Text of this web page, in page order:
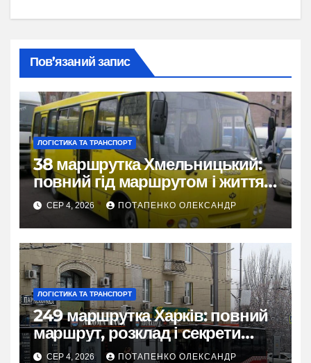
Пов’язаний запис
ЛОГІСТИКА ТА ТРАНСПОРТ
38 маршрутка Хмельницький:
повний гід маршрутом і життям
міста
СЕР 4, 2026 ПОТАПЕНКО ОЛЕКСАНДР
ЛОГІСТИКА ТА ТРАНСПОРТ
249 маршрутка Харків: повний
маршрут, розклад і секрети
зручної поїздки
СЕР 4, 2026 ПОТАПЕНКО ОЛЕКСАНДР